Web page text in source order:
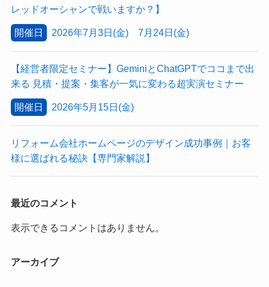
レッドオーシャンで戦いますか？】
開催日 2026年7月3日(金) 7月24日(金)
【経営者限定セミナー】GeminiとChatGPTでココまで出
来る 見積・提案・集客が一気に変わる超実演セミナー
開催日 2026年5月15日(金)
リフォーム会社ホームページのデザイン成功事例｜お客
様に選ばれる秘訣【専門家解説】
最近のコメント
表示できるコメントはありません。
アーカイブ